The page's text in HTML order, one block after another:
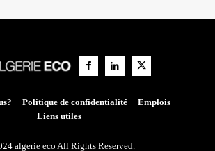
Politique de confidentialité
Emplois
Liens utiles
algerie eco All Rights Reserved.